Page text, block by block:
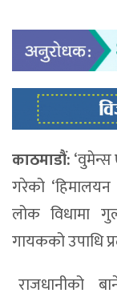
काठमाडौं:‘वुमेन्स
गरेको ‘हिमालयन
लोक विधामा
गायकको उपाधि
राजधानीको